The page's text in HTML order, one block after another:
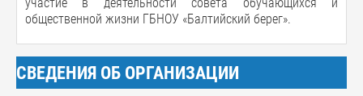
общественной жизни ГБНОУ «Балтийский берег».
СВЕДЕНИЯ ОБ ОРГАНИЗАЦИИ